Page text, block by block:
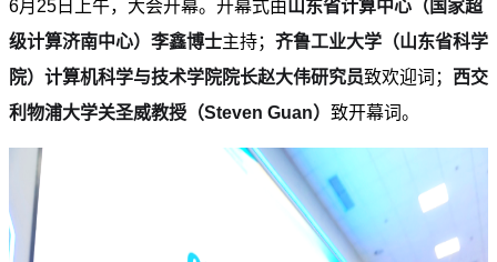
6月25日上午，大会开幕。开幕式由山东省计算中心（国家超
级计算济南中心）李鑫博士主持； 齐鲁工业大学（山东省科学
院）计算机科学与技术学院院长赵大伟研究员致欢迎词； 西交
利物浦大学关圣威教授（Steven Guan） 致开幕词。